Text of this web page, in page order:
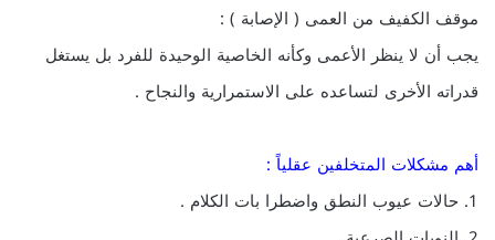
موقف الكفيف من العمى ( الإصابة ) :
يجب أن لا ينظر الأعمى وكأنه الخاصية الوحيدة للفرد بل يستغل
قدراته الأخرى لتساعده على الاستمرارية والنجاح .
أهم مشكلات المتخلفين عقلياً :
1. حالات عيوب النطق واضطرا بات الكلام .